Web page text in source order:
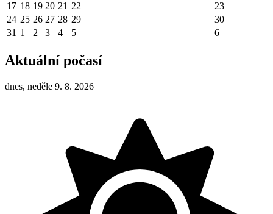
17 18 19 20 21 22
23
24 25 26 27 28 29
30
31 1 2 3 4 5 6
Aktuální počasí
dnes, neděle 9. 8. 2026